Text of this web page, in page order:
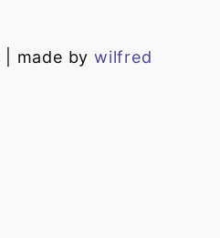
| made bywilfred